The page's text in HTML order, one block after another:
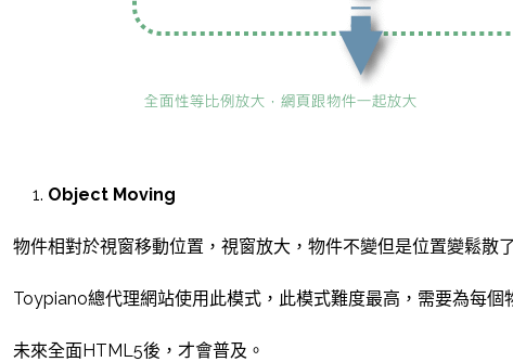
Object Moving
物件相對於視窗移動位置，視窗放大，物件不變但是位置變鬆散
Toypiano總代理網站使用此模式，此模式難度最高，需要為每個
未來全面HTML5後，才會普及。